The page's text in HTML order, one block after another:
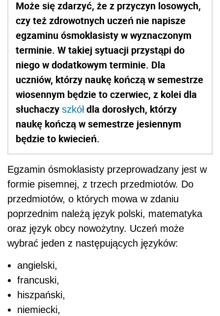
Może się zdarzyć, że z przyczyn losowych,
czy też zdrowotnych uczeń nie napisze
egzaminu ósmoklasisty w wyznaczonym
terminie. W takiej sytuacji przystąpi do
niego w dodatkowym terminie. Dla
uczniów, którzy naukę kończą w semestrze
wiosennym będzie to czerwiec, z kolei dla
słuchaczy szkółdla dorosłych, którzy
naukę kończą w semestrze jesiennym
będzie to kwiecień.
Egzamin ósmoklasisty przeprowadzany jest w
formie pisemnej, z trzech przedmiotów. Do
przedmiotów, o których mowa w zdaniu
poprzednim należą język polski, matematyka
oraz język obcy nowożytny. Uczeń może
wybrać jeden z następujących języków:
angielski,
francuski,
hiszpański,
niemiecki,